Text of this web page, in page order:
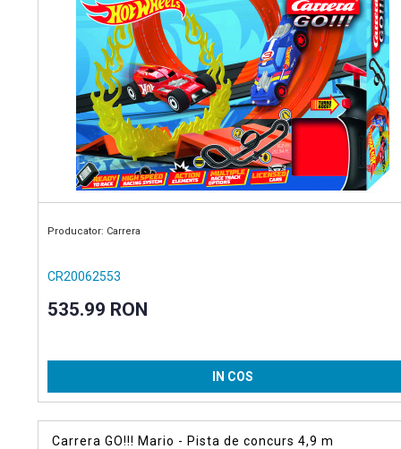
Producator: Carrera
CR20062553
535.99 RON
IN COS
Carrera GO!!! Mario - Pista de concurs 4,9 m